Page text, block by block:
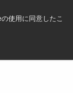
使用に同意したこ